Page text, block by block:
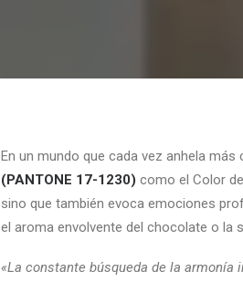
En un mundo que cada vez anhela más
(PANTONE 17-1230) como el Color
sino que también evoca emociones
el aroma envolvente del chocolate o la
«La constante búsqueda de la